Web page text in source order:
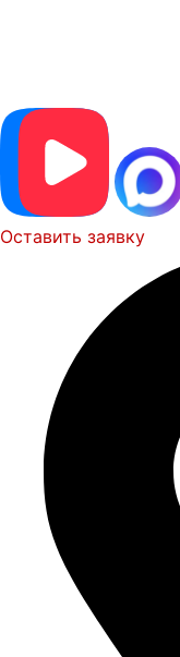
Оставить заявку